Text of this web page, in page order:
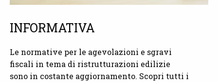
INFORMATIVA
Le normative per le agevolazioni e sgravi
fiscali in tema di ristrutturazioni edilizie
sono in costante aggiornamento. Scopri tutti i